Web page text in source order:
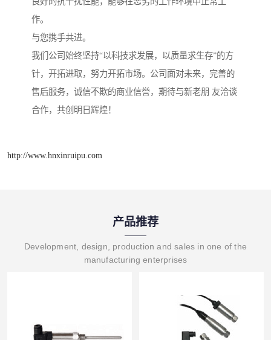
作。
与您携手共进。
我们公司始终坚持“以科技求发展，以质量求生存”的方
针，开拓进取，努力开拓市场。公司面对未来，完善的
售后服务，诚信不欺的商业信誉，期待与新老朋 友洽谈
合作，共创明日辉煌！
http://www.hnxinruipu.com
产品推荐
Development, design, production and sales in one of the
manufacturing enterprises